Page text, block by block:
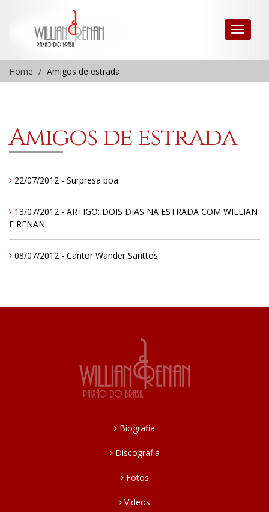
Home Amigos de estrada
Amigos de estrada
22/07/2012 - Surpresa boa
13/07/2012 - ARTIGO: DOIS DIAS NA ESTRADA COM WILLIAN
E RENAN
08/07/2012 - Cantor Wander Santtos
Biografia
Discografia
Fotos
Vídeos